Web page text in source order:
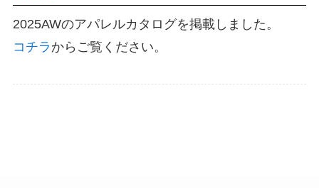
2025AWのアパレルカタログを掲載しました。
コチラ からご覧ください。